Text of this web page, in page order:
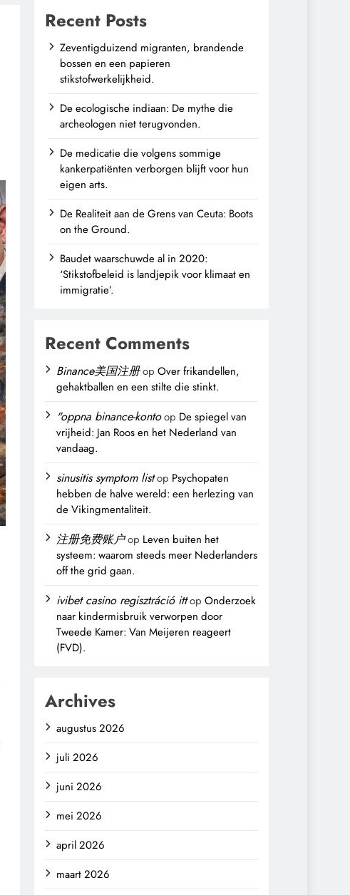
Recent Posts
Zeventigduizend migranten, brandende
bossen en een papieren
stikstofwerkelijkheid.
De ecologische indiaan: De mythe die
archeologen niet terugvonden.
De medicatie die volgens sommige
kankerpatiënten verborgen blijft voor hun
eigen arts.
De Realiteit aan de Grens van Ceuta: Boots
on the Ground.
Baudet waarschuwde al in 2020:
‘Stikstofbeleid is landjepik voor klimaat en
immigratie’.
Recent Comments
Binance美国注册opOver frikandellen,
gehaktballen en een stilte die stinkt.
"oppna binance-kontoop De spiegel van
vrijheid: Jan Roos en het Nederland van
vandaag.
sinusitis symptom listop Psychopaten
hebben de halve wereld: een herlezing van
de Vikingmentaliteit.
注册免费账户op Leven buiten het
systeem: waarom steeds meer Nederlanders
off the grid gaan.
ivibet casino regisztráció ittopOnderzoek
naar kindermisbruik verworpen door
Tweede Kamer: Van Meijeren reageert
(FVD).
Archives
augustus 2026
juli 2026
juni 2026
mei 2026
april 2026
maart 2026